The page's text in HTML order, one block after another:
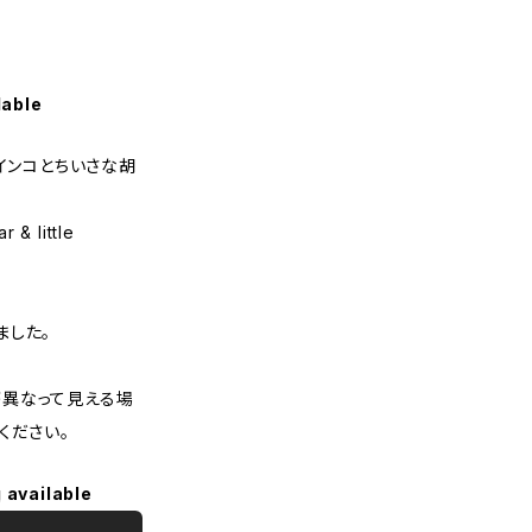
コとちいさな胡
& little
た。
なって見える場
ださい。
available